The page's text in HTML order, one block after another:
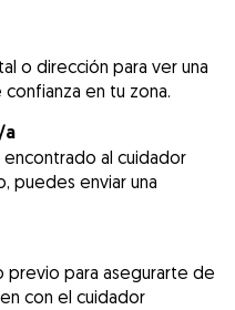
o dirección para ver una
en tu zona.
a
encontrado al cuidador
puedes enviar una
previo para asegurarte de
con el cuidador